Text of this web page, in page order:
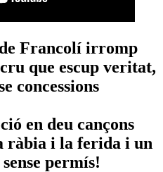
Francolí irromp
que escup veritat,
concessions
en deu cançons
ràbia i la ferida i un
permís!